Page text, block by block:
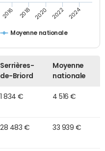
Moyenne nationale
2016 2018 2020 2022 2024
Serrières-
de-Briord
Moyenne
nationale
1 834 € 4 516 €
28 483 € 33 939 €